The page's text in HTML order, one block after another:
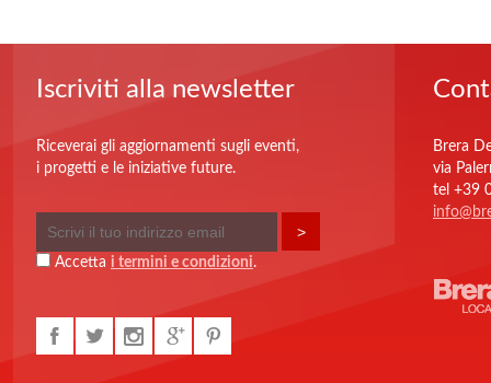
Iscriviti alla newsletter
Riceverai gli aggiornamenti sugli eventi,
i progetti e le iniziative future.
Accetta i termini e condizioni.
Brera
via
tel +39